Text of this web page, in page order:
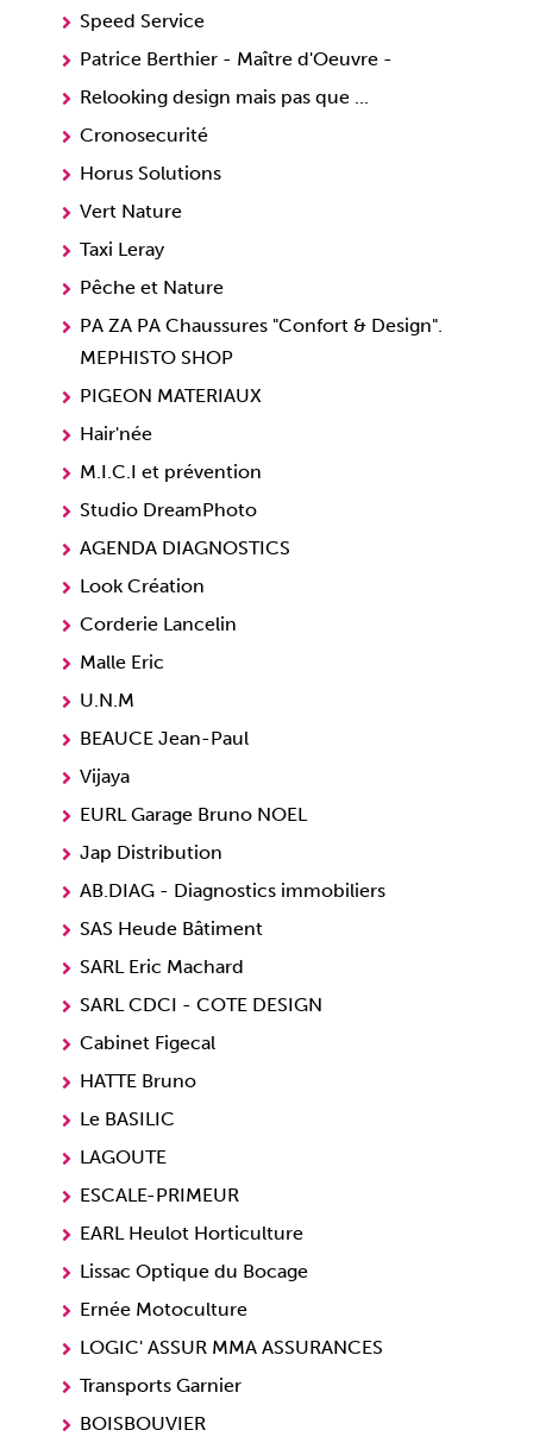
Speed Service
Patrice Berthier - Maître d'Oeuvre -
Relooking design mais pas que ...
Cronosecurité
Horus Solutions
Vert Nature
Taxi Leray
Pêche et Nature
PA ZA PA Chaussures "Confort & Design".
MEPHISTO SHOP
PIGEON MATERIAUX
Hair'née
M.I.C.I et prévention
Studio DreamPhoto
AGENDA DIAGNOSTICS
Look Création
Corderie Lancelin
Malle Eric
U.N.M
BEAUCE Jean-Paul
Vijaya
EURL Garage Bruno NOEL
Jap Distribution
AB.DIAG - Diagnostics immobiliers
SAS Heude Bâtiment
SARL Eric Machard
SARL CDCI - COTE DESIGN
Cabinet Figecal
HATTE Bruno
Le BASILIC
LAGOUTE
ESCALE-PRIMEUR
EARL Heulot Horticulture
Lissac Optique du Bocage
Ernée Motoculture
LOGIC' ASSUR MMA ASSURANCES
Transports Garnier
BOISBOUVIER